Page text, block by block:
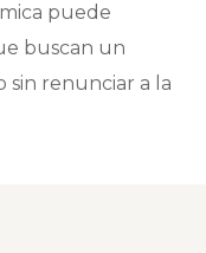
puede
buscan un
renunciar a la